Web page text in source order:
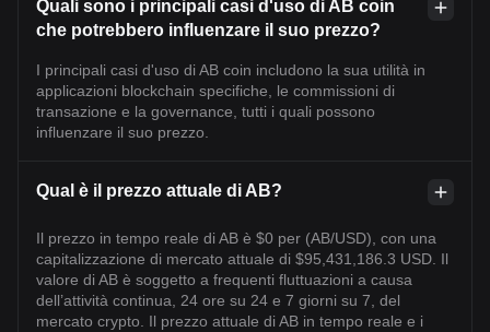
Quali sono i principali casi d'uso di AB coin
che potrebbero influenzare il suo prezzo?
I principali casi d'uso di AB coin includono la sua utilità in
applicazioni blockchain specifiche, le commissioni di
transazione e la governance, tutti i quali possono
influenzare il suo prezzo.
Qual è il prezzo attuale di AB?
Il prezzo in tempo reale di AB è $0 per (AB/USD), con una
capitalizzazione di mercato attuale di $95,431,186.3 USD. Il
valore di AB è soggetto a frequenti fluttuazioni a causa
dell’attività continua, 24 ore su 24 e 7 giorni su 7, del
mercato crypto. Il prezzo attuale di AB in tempo reale e i